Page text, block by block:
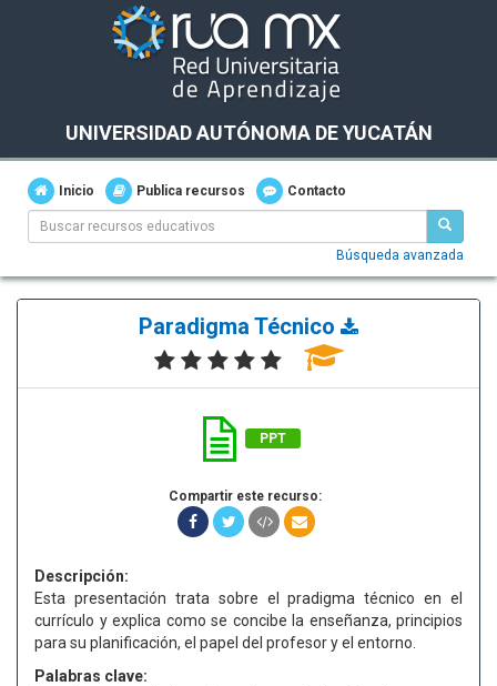
UNIVERSIDAD AUTÓNOMA DE YUCATÁN
Inicio Publica recursos Contacto
Búsqueda avanzada
Paradigma Técnico
PPT
Compartir este recurso:
Descripción:
Esta presentación trata sobre el pradigma técnico en el
currículo y explica como se concibe la enseñanza, principios
para su planificación, el papel del profesor y el entorno.
Palabras clave: